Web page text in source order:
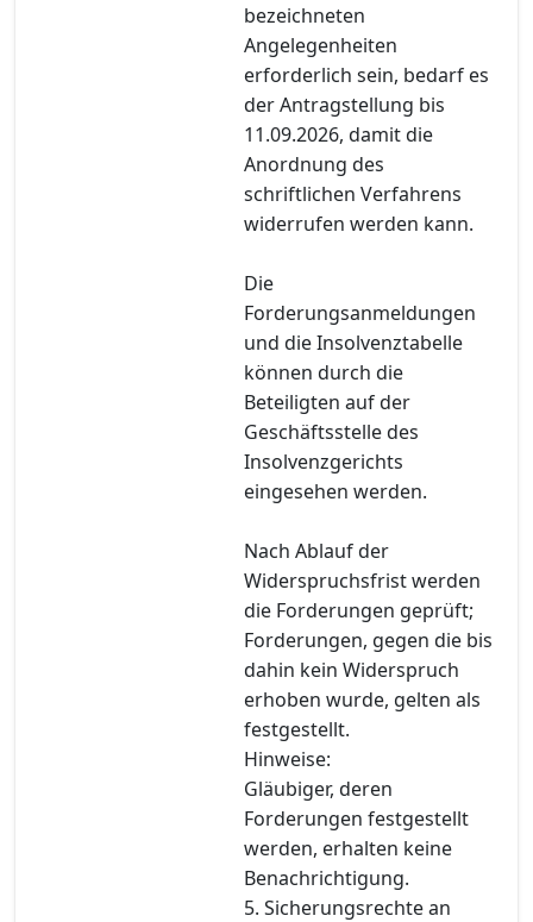
bezeichneten
Angelegenheiten
erforderlich sein, bedarf es
der Antragstellung bis
11.09.2026, damit die
Anordnung des
schriftlichen Verfahrens
widerrufen werden kann.
Die
Forderungsanmeldungen
und die Insolvenztabelle
können durch die
Beteiligten auf der
Geschäftsstelle des
Insolvenzgerichts
eingesehen werden.
Nach Ablauf der
Widerspruchsfrist werden
die Forderungen geprüft;
Forderungen, gegen die bis
dahin kein Widerspruch
erhoben wurde, gelten als
festgestellt.
Hinweise:
Gläubiger, deren
Forderungen festgestellt
werden, erhalten keine
Benachrichtigung.
5. Sicherungsrechte an